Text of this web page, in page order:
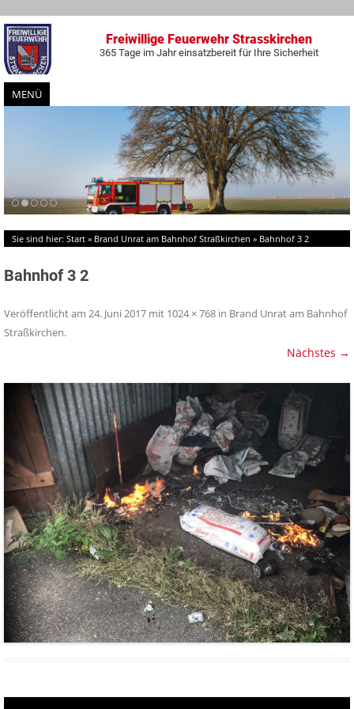
Freiwillige Feuerwehr Strasskirchen
365 Tage im Jahr einsatzbereit für Ihre Sicherheit
MENÜ
Zum
Inhalt
springen
Sie sind hier: Start » Brand Unrat am Bahnhof Straßkirchen » Bahnhof 3 2
Bahnhof 3 2
Veröffentlicht am 24. Juni 2017 mit 1024 × 768 in Brand Unrat am Bahnhof
Straßkirchen.
Nächstes →